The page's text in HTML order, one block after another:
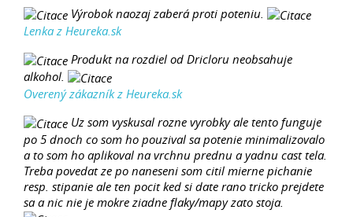
Výrobok naozaj zaberá proti poteniu.
Lenka z Heureka.sk
Produkt na rozdiel od Dricloru neobsahuje
alkohol.
Overený zákazník z Heureka.sk
Uz som vyskusal rozne vyrobky ale tento funguje
po 5 dnoch co som ho pouzival sa potenie minimalizovalo
a to som ho aplikoval na vrchnu prednu a yadnu cast tela.
Treba povedat ze po naneseni som citil mierne pichanie
resp. stipanie ale ten pocit ked si date rano tricko prejdete
sa a nic nie je mokre ziadne flaky/mapy zato stoja.